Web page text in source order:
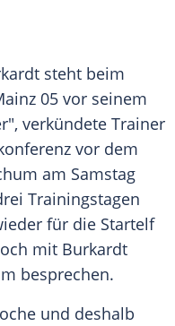
steht beim
05 vor seinem
verkündete Trainer
vor dem
am Samstag
Trainingstagen
für die Startelf
mit Burkardt
besprechen.
und deshalb